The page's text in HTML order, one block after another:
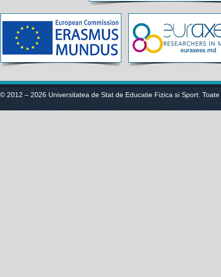
© 2012 – 2026 Universitatea de Stat de Educatie Fizica si Sport.